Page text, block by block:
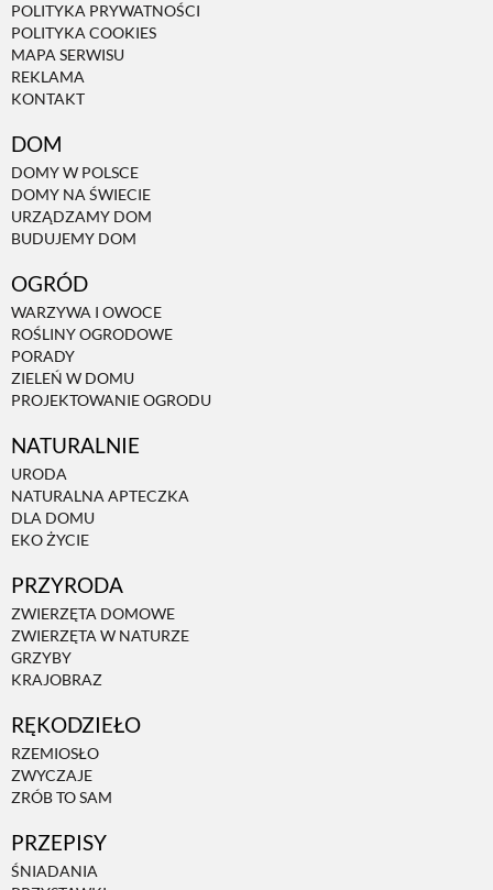
POLITYKA PRYWATNOŚCI
POLITYKA COOKIES
MAPA SERWISU
REKLAMA
KONTAKT
DOM
DOMY W POLSCE
DOMY NA ŚWIECIE
URZĄDZAMY DOM
BUDUJEMY DOM
OGRÓD
WARZYWA I OWOCE
ROŚLINY OGRODOWE
PORADY
ZIELEŃ W DOMU
PROJEKTOWANIE OGRODU
NATURALNIE
URODA
NATURALNA APTECZKA
DLA DOMU
EKO ŻYCIE
PRZYRODA
ZWIERZĘTA DOMOWE
ZWIERZĘTA W NATURZE
GRZYBY
KRAJOBRAZ
RĘKODZIEŁO
RZEMIOSŁO
ZWYCZAJE
ZRÓB TO SAM
PRZEPISY
ŚNIADANIA